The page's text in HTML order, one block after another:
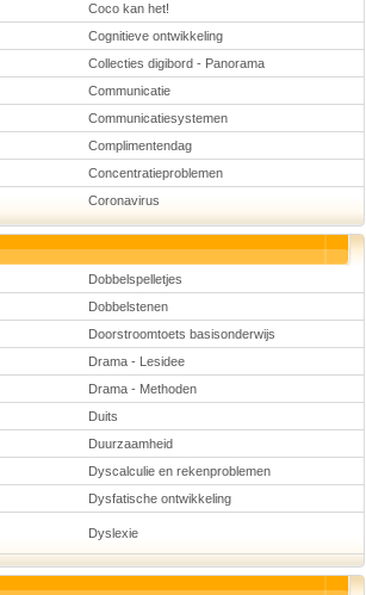
Coco kan het!
Cognitieve ontwikkeling
Collecties digibord - Panorama
Communicatie
Communicatiesystemen
Complimentendag
Concentratieproblemen
Coronavirus
Dobbelspelletjes
Dobbelstenen
Doorstroomtoets basisonderwijs
Drama - Lesidee
Drama - Methoden
Duits
Duurzaamheid
Dyscalculie en rekenproblemen
Dysfatische ontwikkeling
Dyslexie